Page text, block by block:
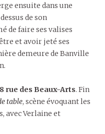
ensuite dans une
de son
de faire ses valises
et avoir jeté ses
demeure de Banville
8 rue des Beaux-Arts. Fin
table, scène évoquant les
avec Verlaine et